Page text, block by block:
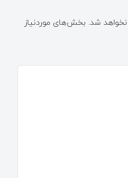
شد. بخش‌های موردنیاز